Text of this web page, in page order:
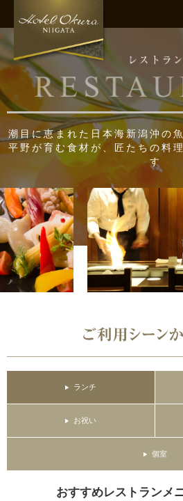
潮目に恵まれた日本海新潟沖の
平野が育む食材が、
匠たちの料
す
ランチ
お祝い
個室
おすすめレストランメ